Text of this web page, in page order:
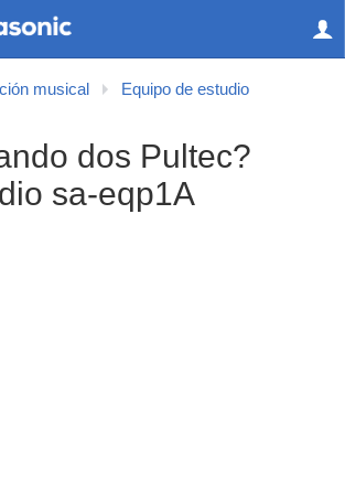
musical
Equipo de estudio
dos Pultec?
sa-eqp1A